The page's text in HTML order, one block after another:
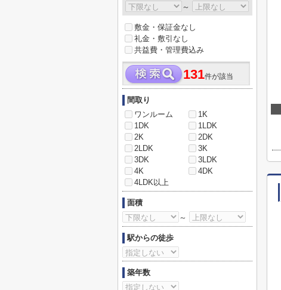
～
敷金・保証金なし
礼金・敷引なし
共益費・管理費込み
131件が該当
間取り
ワンルーム
1K
1DK
1LDK
2K
2DK
2LDK
3K
3DK
3LDK
4K
4DK
4LDK以上
面積
～
駅からの徒歩
築年数